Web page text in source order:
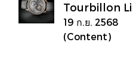
Tourbillon
19 ก.ย. 2568
(Content)